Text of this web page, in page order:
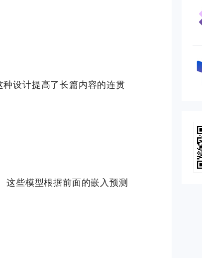
设计提高了长篇内容的连贯
这些模型根据前面的嵌入预测